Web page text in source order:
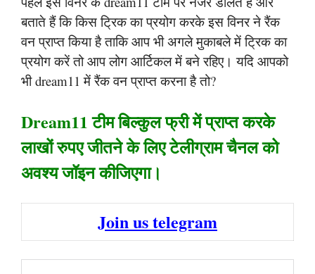
बताते हैं कि किस ट्रिक का प्रयोग करके इस विनर ने रैंक
वन प्राप्त किया है ताकि आप भी अगले मुकाबले में ट्रिक का
प्रयोग करें तो आप लोग आर्टिकल में बने रहिए। यदि आपको
भी dream11 में रैंक वन प्राप्त करना है तो?
Dream11 टीम बिल्कुल फ्री में प्राप्त करके
लाखों रुपए जीतने के लिए टेलीग्राम चैनल को
अवश्य जॉइन कीजिएगा।
Join us telegram